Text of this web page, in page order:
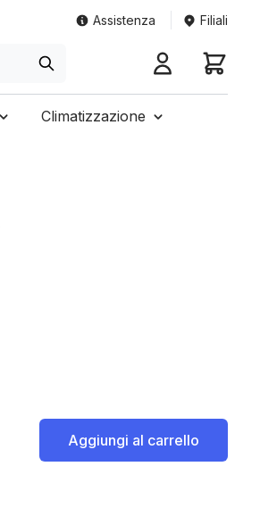
Assistenza Filiali
Climatizzazione
Aggiungi al carrello